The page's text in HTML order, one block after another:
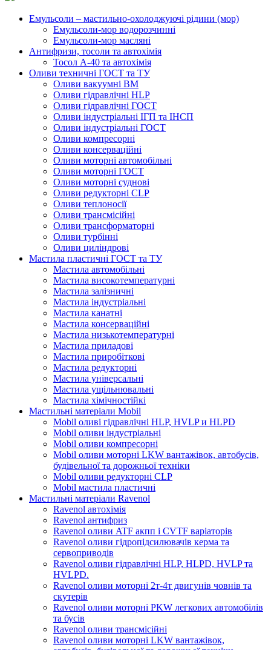
Емульсоли – мастильно-охолоджуючі рідини (мор)
Емульсоли-мор водорозчинні
Емульсоли-мор масляні
Антифризи, тосоли та автохімія
Тосол А-40 та автохімія
Оливи техничні ГОСТ та ТУ
Оливи вакуумні ВМ
Оливи гідравлічні HLP
Оливи гідравлічні ГОСТ
Оливи індустріальні ІГП та ІНСП
Оливи індустріальні ГОСТ
Оливи компресорні
Оливи консерваційні
Оливи моторні автомобільні
Оливи моторні ГОСТ
Оливи моторні суднові
Оливи редукторні CLP
Оливи теплоносії
Оливи трансмісійні
Оливи трансформаторні
Оливи турбінні
Оливи циліндрові
Мастила пластичні ГОСТ та ТУ
Мастила автомобільні
Мастила високотемпературні
Мастила залізничні
Мастила індустріальні
Мастила канатні
Мастила консерваційні
Мастила низькотемпературні
Мастила приладові
Мастила приробіткові
Мастила редукторні
Мастила універсальні
Мастила ущільнювальні
Мастила хімічностійкі
Мастильні матеріали Mobil
Mobil оливі гідравлічні HLP, HVLP и HLPD
Mobil оливи індустріальні
Mobil оливи компресорні
Mobil оливи моторні LKW вантажівок, автобусів,
будівельної та дорожньої техніки
Mobil оливи редукторні CLP
Mobil мастила пластичні
Мастильні матеріали Ravenol
Ravenol автохімія
Ravenol антифриз
Ravenol оливи ATF акпп і CVTF варіаторів
Ravenol оливи гідропідсилювачів керма та
сервоприводів
Ravenol оливи гідравлічні HLP, HLPD, HVLP та
HVLPD.
Ravenol оливи моторні 2т-4т двигунів човнів та
скутерів
Ravenol оливи моторні PKW легкових автомобілів
та бусів
Ravenol оливи трансмісійні
Ravenol оливи моторні LKW вантажівок,